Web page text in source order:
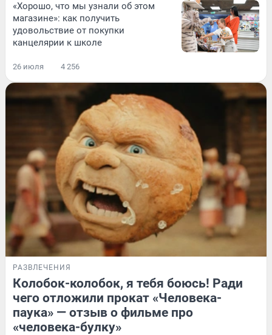
«Хорошо, что мы узнали об этом
магазине»: как получить
удовольствие от покупки
канцелярии к школе
26 июля 4 256
РАЗВЛЕЧЕНИЯ
Колобок-колобок, я тебя боюсь! Ради
чего отложили прокат «Человека-
паука» — отзыв о фильме про
«человека-булку»